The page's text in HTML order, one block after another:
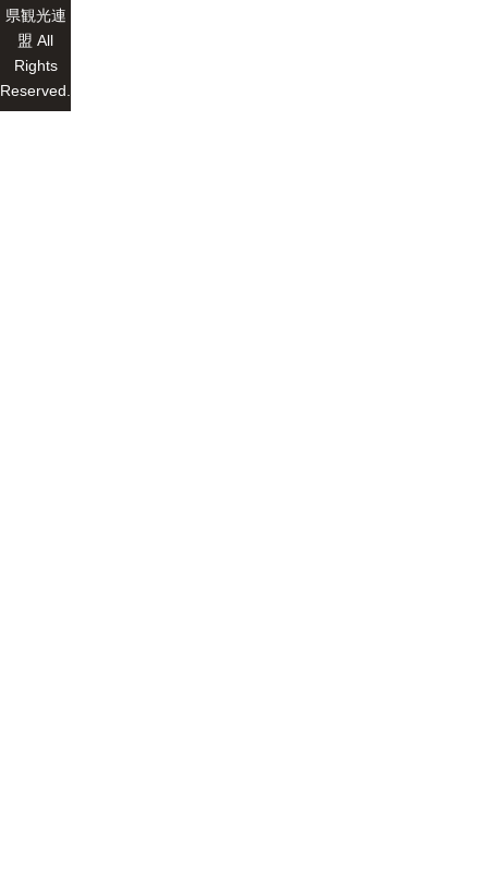
県観光連
盟 All
Rights
Reserved.